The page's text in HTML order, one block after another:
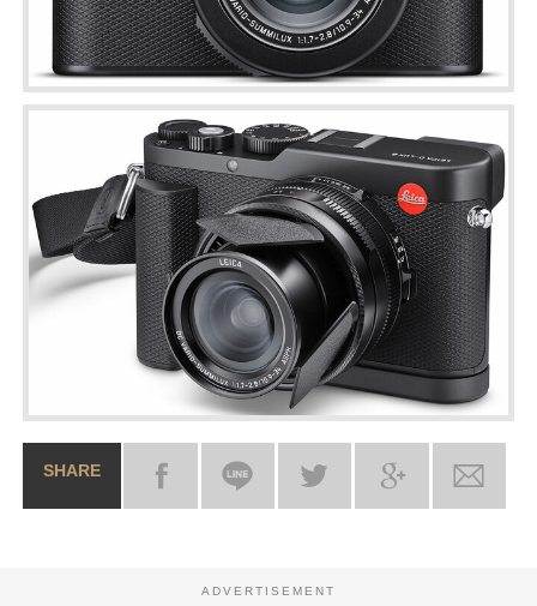
SHARE
ADVERTISEMENT